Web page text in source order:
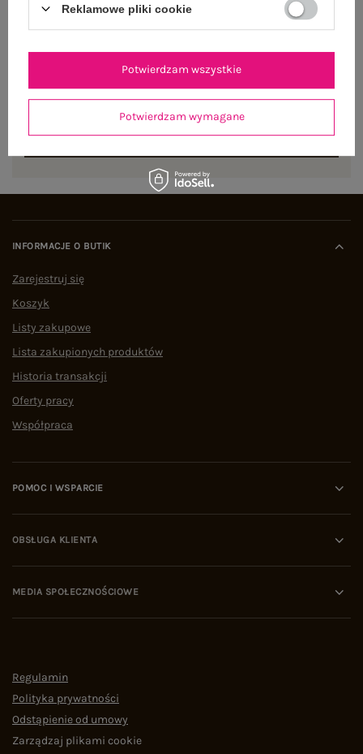
Zapisz się do naszego newslettera i otrzymaj 15% zniżki na
pierwsze zamówienie
ZAPISZ SIĘ
INFORMACJE O BUTIK
Zarejestruj się
Koszyk
Listy zakupowe
Lista zakupionych produktów
Historia transakcji
Oferty pracy
Współpraca
POMOC I WSPARCIE
OBSŁUGA KLIENTA
MEDIA SPOŁECZNOŚCIOWE
Regulamin
Polityka prywatności
Odstąpienie od umowy
Zarządzaj plikami cookie
Reklamowe pliki cookie
Potwierdzam wymagane
Potwierdzam wszystkie